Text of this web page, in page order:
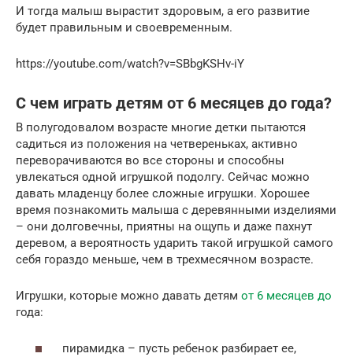
И тогда малыш вырастит здоровым, а его развитие
будет правильным и своевременным.
https://youtube.com/watch?v=SBbgKSHv-iY
С чем играть детям от 6 месяцев до года?
В полугодовалом возрасте многие детки пытаются
садиться из положения на четвереньках, активно
переворачиваются во все стороны и способны
увлекаться одной игрушкой подолгу. Сейчас можно
давать младенцу более сложные игрушки. Хорошее
время познакомить малыша с деревянными изделиями
– они долговечны, приятны на ощупь и даже пахнут
деревом, а вероятность ударить такой игрушкой самого
себя гораздо меньше, чем в трехмесячном возрасте.
Игрушки, которые можно давать детям от 6 месяцев до
года:
пирамидка – пусть ребенок разбирает ее,